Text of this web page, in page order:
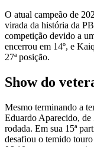
O atual campeão de
virada da história da
competição devido a
encerrou em 14º, e
27ª posição.
Show do
Mesmo terminando a
Eduardo Aparecido, de
rodada. Em sua 15ª
desafiou o temido